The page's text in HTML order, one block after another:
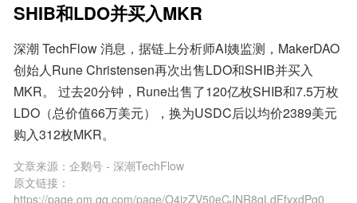
SHIB和LDO并买入MKR
深潮 TechFlow 消息，据链上分析师AI姨监测，MakerDAO
创始人Rune Christensen再次出售LDO和SHIB并买入
MKR。 过去20分钟，Rune出售了120亿枚SHIB和7.5万枚
LDO（总价值66万美元），换为USDC后以均价2389美元
购入312枚MKR。
文章来源： 企鹅号 - 深潮TechFlow
原文链接：
https://page.om.qq.com/page/O4izZV50eCJNR8qLdFfyxdPg0